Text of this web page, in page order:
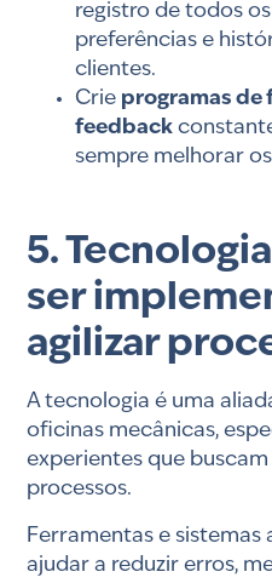
registro de todos
preferências e
clientes.
Crie programas de
feedback
sempre melhorar
5.
ser
agilizar
A tecnologia é uma
oficinas mecânicas,
experientes que
processos.
Ferramentas e
ajudar a reduzir erros,